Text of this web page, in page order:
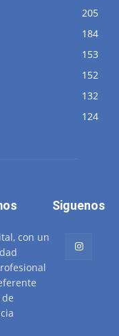
205
184
153
152
132
124
con un
Siguenos